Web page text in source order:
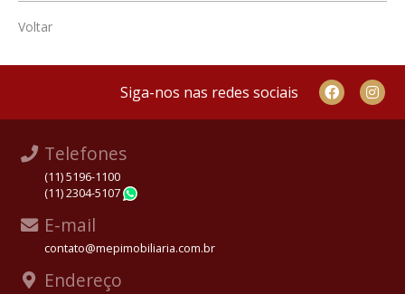
Voltar
Siga-nos nas redes sociais
Telefones
(11) 5196-1100
(11) 2304-5107
E-mail
contato@mepimobiliaria.com.br
Endereço